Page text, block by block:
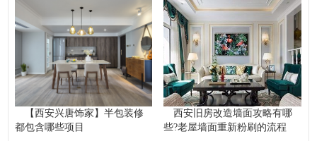
【西安兴唐饰家】半包装修
都包含哪些项目
西安旧房改造墙面攻略有哪
些?老屋墙面重新粉刷的流程